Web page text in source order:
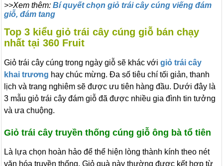
>>Xem thêm: Bí quyết chọn giỏ trái cây cúng viếng đám
giỗ, đám tang
Top 3 kiểu giỏ trái cây cúng giỗ bán chạy
nhất tại 360 Fruit
Giỏ trái cây cúng trong ngày giỗ sẽ khác với giỏ trái cây
khai trương hay chúc mừng. Đa số tiêu chí tối giản, thanh
lịch và trang nghiêm sẽ được ưu tiên hàng đầu. Dưới đây là
3 mẫu giỏ trái cây đám giỗ đã được nhiều gia đình tin tưởng
và ưa chuộng.
Giỏ trái cây truyền thống cúng giỗ ông bà tổ tiên
Là lựa chọn hoàn hảo để thể hiện lòng thành kính theo nét
văn hóa truyền thống. Giỏ quà này thường được kết hợp từ